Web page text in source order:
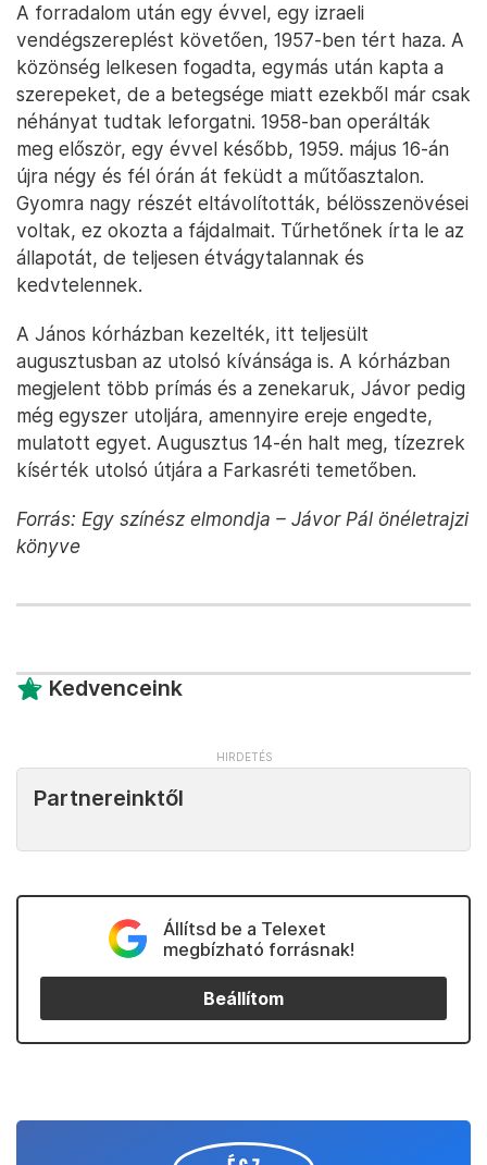
A forradalom után egy évvel, egy izraeli
vendégszereplést követően, 1957-ben tért haza. A
közönség lelkesen fogadta, egymás után kapta a
szerepeket, de a betegsége miatt ezekből már csak
néhányat tudtak leforgatni. 1958-ban operálták
meg először, egy évvel később, 1959. május 16-án
újra négy és fél órán át feküdt a műtőasztalon.
Gyomra nagy részét eltávolították, bélösszenövései
voltak, ez okozta a fájdalmait. Tűrhetőnek írta le az
állapotát, de teljesen étvágytalannak és
kedvtelennek.
A János kórházban kezelték, itt teljesült
augusztusban az utolsó kívánsága is. A kórházban
megjelent több prímás és a zenekaruk, Jávor pedig
még egyszer utoljára, amennyire ereje engedte,
mulatott egyet. Augusztus 14-én halt meg, tízezrek
kísérték utolsó útjára a Farkasréti temetőben.
Forrás: Egy színész elmondja – Jávor Pál önéletrajzi
könyve
Kedvenceink
Partnereinktől
Állítsd be a Telexet
megbízható forrásnak!
Beállítom